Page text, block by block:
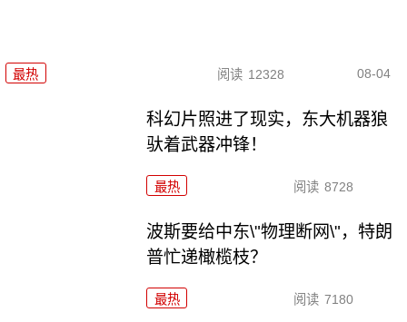
最热 阅读 12328 08-04
科幻片照进了现实，东大机器狼
驮着武器冲锋！
最热 阅读 8728
波斯要给中东\"物理断网\"，特朗
普忙递橄榄枝？
最热 阅读 7180